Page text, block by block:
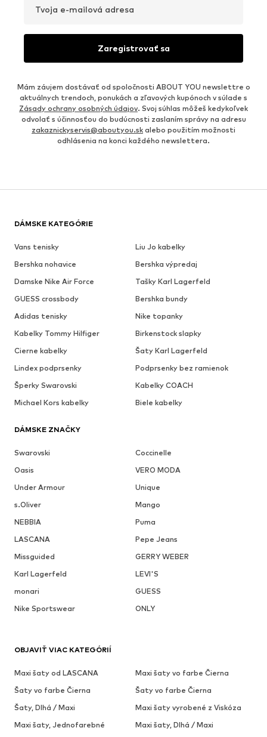
Tvoja e-mailová adresa
Zaregistrovať sa
Mám záujem dostávať od spoločnosti ABOUT YOU newslettre o
aktuálnych trendoch, ponukách a zľavových kupónoch v súlade s
Zásady ochrany osobných údajov. Svoj súhlas môžeš kedykoľvek
odvolať s účinnosťou do budúcnosti zaslaním správy na adresu
zakaznickyservis@aboutyou.sk alebo použitím možnosti
odhlásenia na konci každého newslettera.
DÁMSKE KATEGÓRIE
Vans tenisky
Liu Jo kabelky
Bershka nohavice
Bershka výpredaj
Damske Nike Air Force
Tašky Karl Lagerfeld
GUESS crossbody
Bershka bundy
Adidas tenisky
Nike topanky
Kabelky Tommy Hilfiger
Birkenstock slapky
Cierne kabelky
Šaty Karl Lagerfeld
Lindex podprsenky
Podprsenky bez ramienok
Šperky Swarovski
Kabelky COACH
Michael Kors kabelky
Biele kabelky
DÁMSKE ZNAČKY
Swarovski
Coccinelle
Oasis
VERO MODA
Under Armour
Unique
s.Oliver
Mango
NEBBIA
Puma
LASCANA
Pepe Jeans
Missguided
GERRY WEBER
Karl Lagerfeld
LEVI'S
monari
GUESS
Nike Sportswear
ONLY
OBJAVIŤ VIAC KATEGÓRIÍ
Maxi šaty od LASCANA
Maxi šaty vo farbe Čierna
Šaty vo farbe Čierna
Šaty vo farbe Čierna
Šaty, Dlhá / Maxi
Maxi šaty vyrobené z Viskóza
Maxi šaty, Jednofarebné
Maxi šaty, Dlhá / Maxi